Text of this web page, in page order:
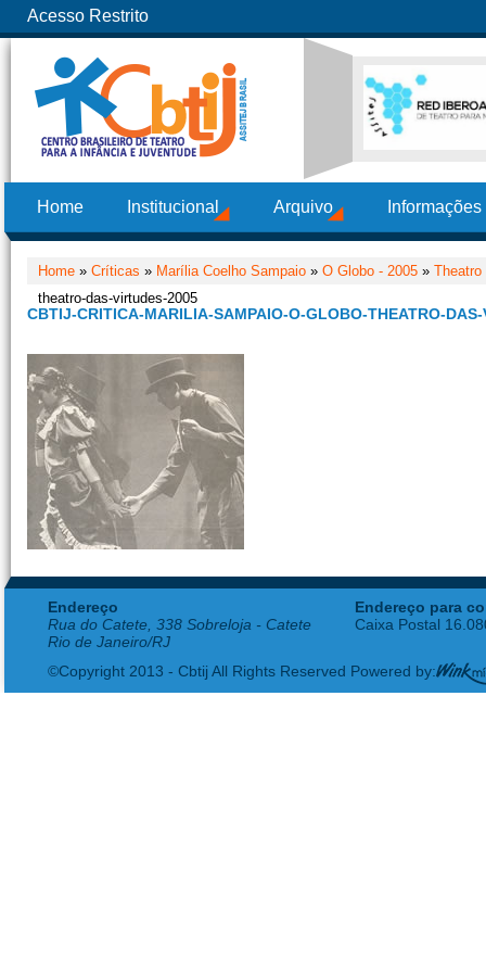
Acesso Restrito
Home Institucional Arquivo
Home » Críticas » Marília Coelho Sampaio » O Globo - 2005 »
theatro-das-virtudes-2005
CBTIJ-CRITICA-MARILIA-SAMPAIO-O-GLOBO-THEATRO-DAS-
Endereço
Rua do Catete, 338 Sobreloja - Catete
Rio de Janeiro/RJ
Endereço para
Caixa Postal
©Copyright 2013 - Cbtij All Rights Reserved Powered by: